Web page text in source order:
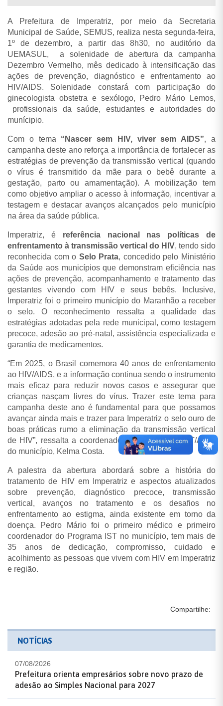
A Prefeitura de Imperatriz, por meio da Secretaria
Municipal de Saúde, SEMUS, realiza nesta segunda-feira,
1º de dezembro, a partir das 8h30, no auditório da
UEMASUL, a solenidade de abertura da campanha
Dezembro Vermelho, mês dedicado à intensificação das
ações de prevenção, diagnóstico e enfrentamento ao
HIV/AIDS. Solenidade constará com participação do
ginecologista obstetra e sexólogo, Pedro Mário Lemos,
profissionais da saúde, estudantes e autoridades do
munícipio.
Com o tema “Nascer sem HIV, viver sem AIDS”, a
campanha deste ano reforça a importância de fortalecer as
estratégias de prevenção da transmissão vertical (quando
o vírus é transmitido da mãe para o bebê durante a
gestação, parto ou amamentação). A mobilização tem
como objetivo ampliar o acesso à informação, incentivar a
testagem e destacar avanços alcançados pelo município
na área da saúde pública.
Imperatriz, é referência nacional nas políticas de
enfrentamento à transmissão vertical do HIV, tendo sido
reconhecida com o Selo Prata, concedido pelo Ministério
da Saúde aos municípios que demonstram eficiência nas
ações de prevenção, acompanhamento e tratamento das
gestantes vivendo com HIV e seus bebês. Inclusive,
Imperatriz foi o primeiro município do Maranhão a receber
o selo. O reconhecimento ressalta a qualidade das
estratégias adotadas pela rede municipal, como testagem
precoce, adesão ao pré-natal, assistência especializada e
garantia de medicamentos.
“Em 2025, o Brasil comemora 40 anos de enfrentamento
ao HIV/AIDS, e a informação continua sendo o instrumento
mais eficaz para reduzir novos casos e assegurar que
crianças nasçam livres do vírus. Trazer este tema para
campanha deste ano é fundamental para que possamos
avançar ainda mais e trazer para Imperatriz o selo ouro de
boas práticas rumo a eliminação da transmissão vertical
de HIV”, ressalta a coordenadora do Programa IST/AIDS
do município, Kelma Costa.
A palestra da abertura abordará sobre a história do
tratamento de HIV em Imperatriz e aspectos atualizados
sobre prevenção, diagnóstico precoce, transmissão
vertical, avanços no tratamento e os desafios no
enfrentamento ao estigma, ainda existente em torno da
doença. Pedro Mário foi o primeiro médico e primeiro
coordenador do Programa IST no município, tem mais de
35 anos de dedicação, compromisso, cuidado e
acolhimento as pessoas que vivem com HIV em Imperatriz
e região.
Compartilhe:
NOTÍCIAS
07/08/2026
Prefeitura orienta empresários sobre novo prazo de
adesão ao Simples Nacional para 2027